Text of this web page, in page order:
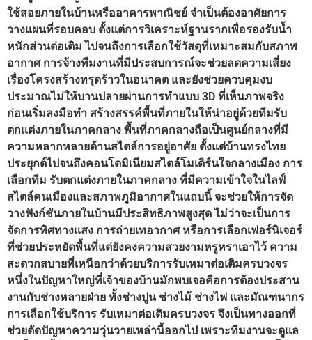
ใช้สอยภายในบ้านหรืออาคารพาณิชย์ จำเป็นต้องอาศัยการ
วางแผนที่รอบคอบ ตั้งแต่การวิเคราะห์ฐานรากเพื่อรองรับน้ำ
หนักส่วนต่อเติม ไปจนถึงการเลือกใช้วัสดุที่เหมาะสมกับสภาพ
อากาศ การจ้างทีมงานที่มีประสบการณ์จะช่วยลดความเสี่ยง
เรื่องโครงสร้างทรุดร้าวในอนาคต และยังช่วยควบคุมงบ
ประมาณไม่ให้บานปลายผ่านการทำแบบ 3D ที่เห็นภาพจริง
ก่อนเริ่มลงมือทำ สร้างสรรค์พื้นที่ภายในให้น่าอยู่ด้วยทีมรับ
ตกแต่งภายในภาคกลาง พื้นที่ภาคกลางถือเป็นศูนย์กลางที่มี
ความหลากหลายด้านสไตล์การอยู่อาศัย ตั้งแต่บ้านทรงไทย
ประยุกต์ไปจนถึงคอนโดมิเนียมสไตล์โมเดิร์นใจกลางเมือง การ
เลือกทีม รับตกแต่งภายในภาคกลาง ที่มีความเข้าใจในไลฟ์
สไตล์คนเมืองและสภาพภูมิอากาศในแถบนี้ จะช่วยให้การจัด
วางฟังก์ชันภายในบ้านมีประสิทธิภาพสูงสุด ไม่ว่าจะเป็นการ
จัดการทิศทางแสง การถ่ายเทอากาศ หรือการเลือกเฟอร์นิเจอร์
ที่ช่วยประหยัดพื้นที่แต่ยังคงความสวยงามหรูหราเอาไว้ ความ
สะดวกสบายที่เหนือกว่าด้วยบริการรับเหมาต่อเติมครบวงจร
หนึ่งในปัญหาใหญ่ที่เจ้าของบ้านมักพบเจอคือการต้องประสาน
งานกับช่างหลายฝ่าย ทั้งช่างปูน ช่างไม้ ช่างไฟ และมัณฑนากร
การเลือกใช้บริการ รับเหมาต่อเติมครบวงจร จึงเป็นทางออกที่
ช่วยตัดปัญหาความวุ่นวายเหล่านี้ออกไป เพราะทีมงานจะดูแล